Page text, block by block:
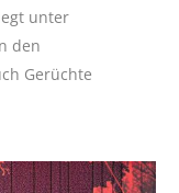
unter
den
Gerüchte